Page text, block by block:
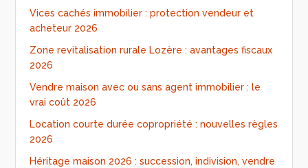
Vices cachés immobilier : protection vendeur et
acheteur 2026
Zone revitalisation rurale Lozère : avantages fiscaux
2026
Vendre maison avec ou sans agent immobilier : le
vrai coût 2026
Location courte durée copropriété : nouvelles règles
2026
Héritage maison 2026 : succession, indivision, vendre